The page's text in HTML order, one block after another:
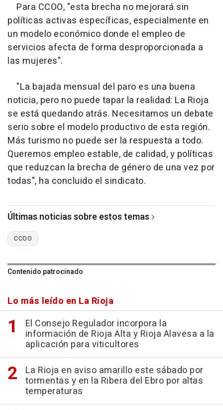
Para CCOO, "esta brecha no mejorará sin
políticas activas específicas, especialmente en
un modelo económico donde el empleo de
servicios afecta de forma desproporcionada a
las mujeres".
"La bajada mensual del paro es una buena
noticia, pero no puede tapar la realidad: La Rioja
se está quedando atrás. Necesitamos un debate
serio sobre el modelo productivo de esta región.
Más turismo no puede ser la respuesta a todo.
Queremos empleo estable, de calidad, y políticas
que reduzcan la brecha de género de una vez por
todas", ha concluido el sindicato.
Últimas noticias sobre estos temas
CCOO
Contenido patrocinado
Lo más leído en La Rioja
El Consejo Regulador incorpora la
información de Rioja Alta y Rioja Alavesa a la
aplicación para viticultores
La Rioja en aviso amarillo este sábado por
tormentas y en la Ribera del Ebro por altas
temperaturas